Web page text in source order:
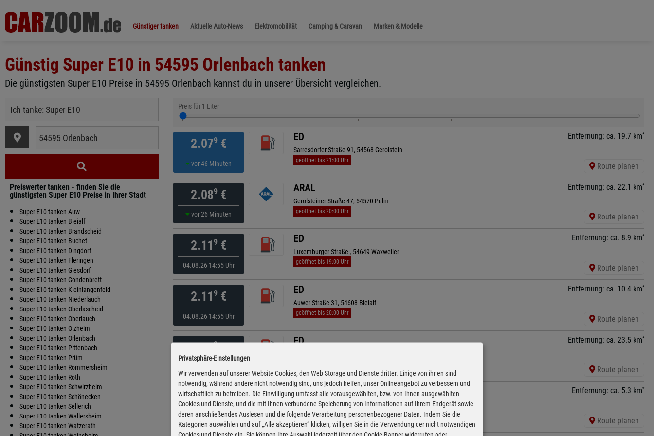
Günstiger tanken Aktuelle Auto-News Elektromobilität Camping & Caravan Marken & Modelle
Günstig Super E10 in 54595 Orlenbach tanken
Die günstigsten Super E10 Preise in 54595 Orlenbach kannst du in unserer Übersicht vergleichen.
Preiswerter tanken - finden Sie die
günstigsten Super E10 Preise in Ihrer Stadt
Super E10 tanken Auw
Super E10 tanken Bleialf
Super E10 tanken Brandscheid
Super E10 tanken Buchet
Super E10 tanken Dingdorf
Super E10 tanken Fleringen
Super E10 tanken Giesdorf
Super E10 tanken Gondenbrett
Super E10 tanken Kleinlangenfeld
Super E10 tanken Niederlauch
Super E10 tanken Oberlascheid
Super E10 tanken Oberlauch
Super E10 tanken Olzheim
Super E10 tanken Orlenbach
Super E10 tanken Pittenbach
Super E10 tanken Prüm
Super E10 tanken Rommersheim
Super E10 tanken Roth
Super E10 tanken Schwirzheim
Super E10 tanken Schönecken
Super E10 tanken Sellerich
Super E10 tanken Wallersheim
Super E10 tanken Watzerath
Preis für 1 Liter
2.079€
vor 46 Minuten
ED
Sarresdorfer Straße 91, 54568 Gerolstein
geöffnet bis 21:00 Uhr
Entfernung: ca. 19.7 km*
Route planen
2.089€
vor 26 Minuten
ARAL
Gerolsteiner Straße 47, 54570 Pelm
geöffnet bis 20:00 Uhr
Entfernung: ca. 22.1 km*
Route planen
2.11 9€
04.08.26 14:55 Uhr
ED
Luxemburger Straße , 54649 Waxweiler
geöffnet bis 19:00 Uhr
Entfernung: ca. 8.9 km*
Route planen
2.11 9€
04.08.26 14:55 Uhr
ED
Auwer Straße 31, 54608 Bleialf
geöffnet bis 20:00 Uhr
Entfernung: ca. 10.4 km*
Route planen
2.119€ ED Entfernung: ca. 23.5 km*
Route planen
2.189€
05.08.26 08:25 Uhr
Bft
Ritzstr. 23, 54595 Prüm
ganztägig geöffnet kürzeste Anfahrt
Entfernung: ca. 5.3 km*
Route planen
Privatsphäre-Einstellungen
Wir verwenden auf unserer Website Cookies, den Web Storage und Dienste dritter. Einige von ihnen sind
notwendig, während andere nicht notwendig sind, uns jedoch helfen, unser Onlineangebot zu verbessern und
wirtschaftlich zu betreiben. Die Einwilligung umfasst alle vorausgewählten, bzw. von Ihnen ausgewählten
Cookies und Dienste, und die mit Ihnen verbundene Speicherung von Informationen auf Ihrem Endgerät sowie
deren anschließendes Auslesen und die folgende Verarbeitung personenbezogener Daten. Indem Sie die
Kategorien auswählen und auf „Alle akzeptieren“ klicken, willigen Sie in die Verwendung der nicht notwendigen
Cookies und Dienste ein. Sie können Ihre Auswahl jederzeit über den Cookie-Banner widerrufen oder